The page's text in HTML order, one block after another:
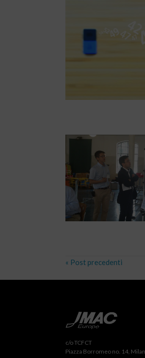
« Post precedenti
c/o TCFCT
Piazza Borromeo no. 14,